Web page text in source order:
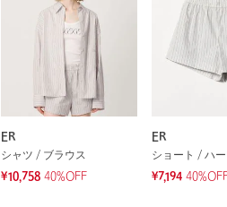
ER
シャツ / ブラウス
¥10,758 40%OFF
ER
ショート / ハ
¥7,194